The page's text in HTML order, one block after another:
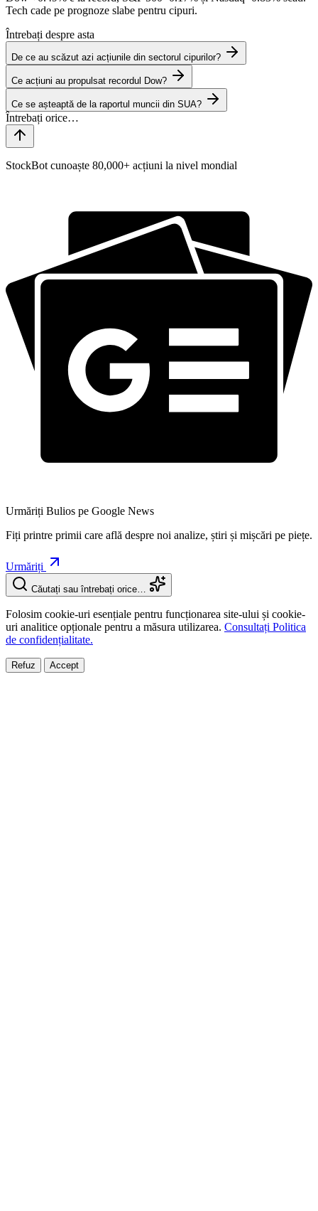
Tech cade pe prognoze slabe pentru cipuri.
Întrebați despre asta
De ce au scăzut azi acțiunile din sectorul cipurilor?
Ce acțiuni au propulsat recordul Dow?
Ce se așteaptă de la raportul muncii din SUA?
StockBot cunoaște 80,000+ acțiuni la nivel mondial
Urmăriți Bulios pe Google News
Fiți printre primii care află despre noi analize, știri și mișcări pe piețe.
Urmăriți
Căutați sau întrebați orice…
Folosim cookie-uri esențiale pentru funcționarea site-ului și cookie-
uri analitice opționale pentru a măsura utilizarea. Consultați Politica
de confidențialitate.
Refuz Accept